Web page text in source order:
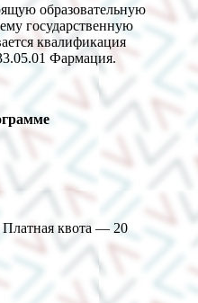
образовательную
государственную
квалификация
Фармация.
Платная квота — 20